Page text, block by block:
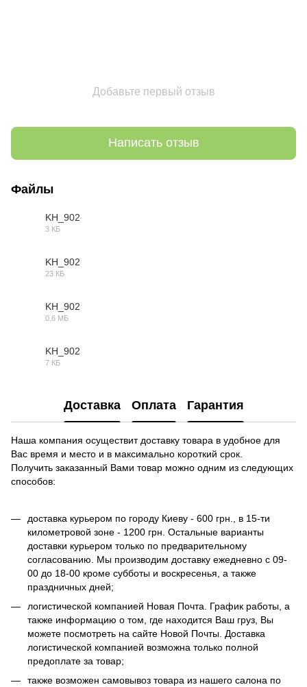
Добавьте первый отзыв
Написать отзыв
Файлы
KH_902
3 КБ
KH_902
23 КБ
KH_902
0.6 МБ
KH_902
7 КБ
Доставка Оплата Гарантия
Наша компания осуществит доставку товара в удобное для
Вас время и место и в максимально короткий срок.
Получить заказанный Вами товар можно одним из следующих
способов:
доставка курьером по городу Киеву - 600 грн., в 15-ти
километровой зоне - 1200 грн. Остальные варианты
доставки курьером только по предварительному
согласованию. Мы производим доставку ежедневно с 09-
00 до 18-00 кроме субботы и воскресенья, а также
праздничных дней;
логистической компанией Новая Почта. График работы, а
также информацию о том, где находится Ваш груз, Вы
можете посмотреть на сайте Новой Почты. Доставка
логистической компанией возможна только полной
предоплате за товар;
также возможен самовывоз товара из нашего салона по